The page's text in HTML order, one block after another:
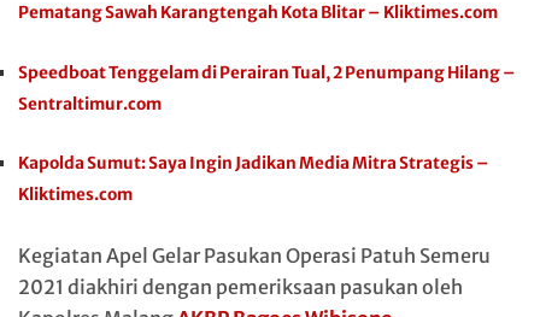
Pematang Sawah Karangtengah Kota Blitar – Kliktimes.com
Speedboat Tenggelam di Perairan Tual, 2 Penumpang Hilang –
Sentraltimur.com
Kapolda Sumut: Saya Ingin Jadikan Media Mitra Strategis –
Kliktimes.com
Kegiatan Apel Gelar Pasukan Operasi Patuh Semeru
2021 diakhiri dengan pemeriksaan pasukan oleh